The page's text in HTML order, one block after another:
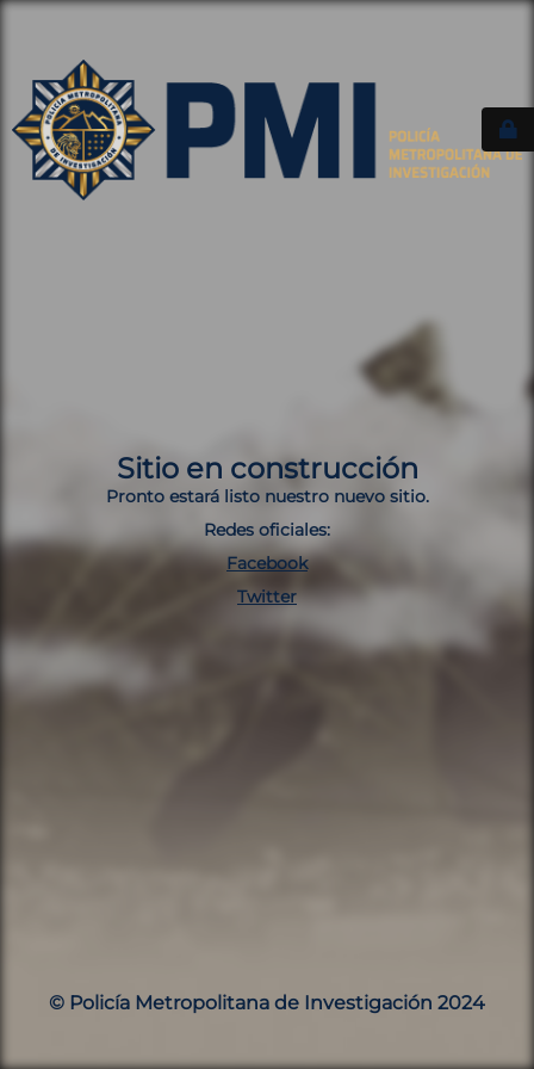
Sitio en construcción
Pronto estará listo nuestro nuevo sitio.
Redes oficiales:
Facebook
Twitter
© Policía Metropolitana de Investigación 2024